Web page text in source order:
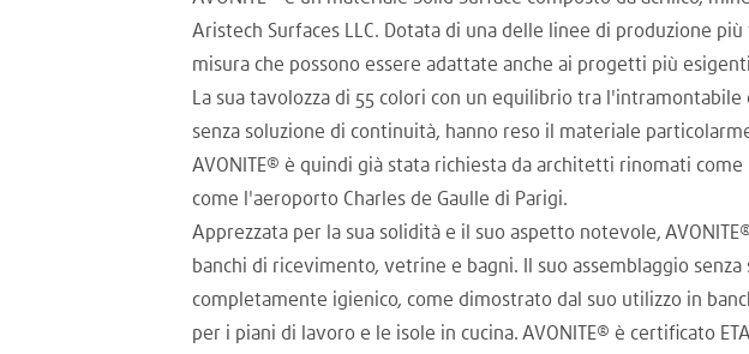
Aristech Surfaces LLC. Dotata di una delle linee di produzione
misura che possono essere adattate anche ai progetti più
La sua tavolozza di 55 colori con un equilibrio tra
senza soluzione di continuità, hanno reso il materiale
AVONITE® è quindi già stata richiesta da architetti rinomati
come l'aeroporto Charles de Gaulle di Parigi.
Apprezzata per la sua solidità e il suo aspetto notevole,
banchi di ricevimento, vetrine e bagni. Il suo assemblaggio
completamente igienico, come dimostrato dal suo utilizzo in
per i piani di lavoro e le isole in cucina. AVONITE® è certificato